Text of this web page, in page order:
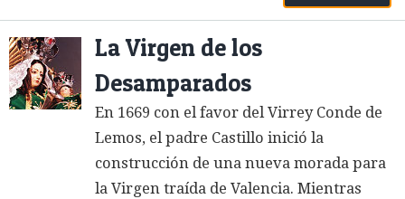
La Virgen de los
Desamparados
En 1669 con el favor del Virrey Conde de
Lemos, el padre Castillo inició la
construcción de una nueva morada para
la Virgen traída de Valencia. Mientras